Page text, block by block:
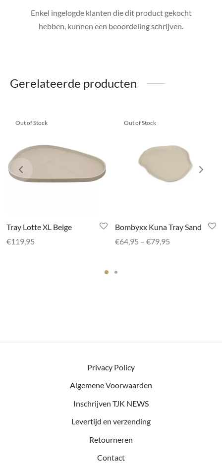
Enkel ingelogde klanten die dit product gekocht
hebben, kunnen een beoordeling schrijven.
Gerelateerde producten
Out of Stock
Tray Lotte XL Beige
€119,95
Out of Stock
Bombyxx Kuna Tray Sand
€64,95 – €79,95Prijsklasse:
Privacy Policy
Algemene Voorwaarden
Inschrijven TJK NEWS
Levertijd en verzending
Retourneren
Contact